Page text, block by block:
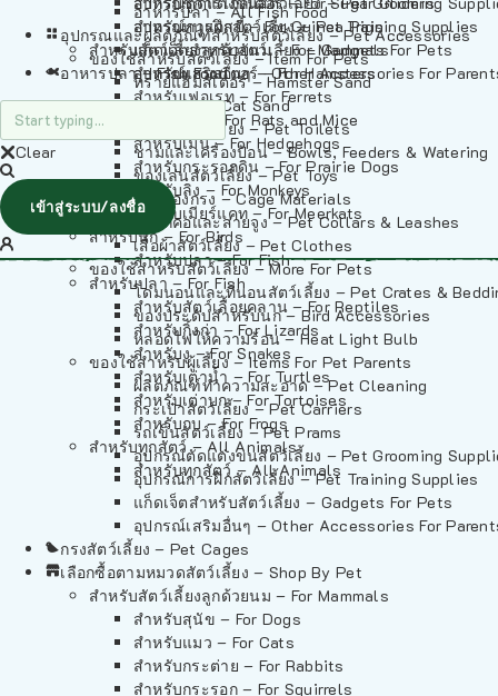
อาหารปลา – All Fish Food
อุปกรณและผลิตภัณฑ์สำหรับสัตว์เลี้ยง – Pet Accessories
ของใช้สำหรับสัตว์เลี้ยง – Item For Pets
ทรายแฮมสเตอร์ – Hamster Sand
ทรายแมว – Cat Sand
ห้องน้ำสัตว์เลี้ยง – Pet Toilets
ชามและเครื่องป้อน – Bowls, Feeders & Watering
ของเล่นสัตว์เลี้ยง – Pet Toys
วัสดุรองกรง – Cage Materials
ปลอกคอและสายจูง – Pet Collars & Leashes
เสื้อผ้าสัตว์เลี้ยง – Pet Clothes
ของใช้สำหรับสัตว์เลี้ยง – More For Pets
โดมนอนและที่นอนสัตว์เลี้ยง – Pet Crates &
ของประดับสำหรับนก – Bird Accessories
หลอดไฟให้ความร้อน – Heat Light Bulb
ของใช้สำหรับผู้เลี้ยง – Items For Pet Parents
ผลิตภัณฑ์ทำความสะอาด – Pet Cleaning
กระเป๋าสัตว์เลี้ยง – Pet Carriers
รถเข็นสัตว์เลี้ยง – Pet Prams
อุปกรณ์ตัดแต่งขนสัตว์เลี้ยง – Pet Grooming
อุปกรณ์การฝึกสัตว์เลี้ยง – Pet Training Supplies
แก็ดเจ็ตสำหรับสัตว์เลี้ยง – Gadgets For Pets
อุปกรณ์เสริมอื่นๆ – Other Accessories For
กรงสัตว์เลี้ยง – Pet Cages
เลือกซื้อตามหมวดสัตว์เลี้ยง – Shop By Pet
สำหรับสัตว์เลี้ยงลูกด้วยนม – For Mammals
สำหรับสุนัข – For Dogs
สำหรับแมว – For Cats
สำหรับกระต่าย – For Rabbits
สำหรับกระรอก – For Squirrels
อุปกรณ์การฝึกสัตว์เลี้ยง – Pet Training Supplies
แก็ดเจ็ตสำหรับสัตว์เลี้ยง – Gadgets For Pets
อุปกรณ์เสริมอื่นๆ – Other Accessories For
สำหรับหนูแกสบี้ – For Guinea Pigs
สำหรับสัตว์เลี้ยงลูกด้วยนม – For Mammals
สำหรับแฮมสเตอร์ – For Hamsters
สำหรับเฟอเรท – For Ferrets
สำหรับหนู – For Rats and Mice
สำหรับเม่น – For Hedgehogs
สำหรับกระรอกดิน – For Prairie Dogs
สำหรับลิง – For Monkeys
สำหรับเมียร์แคท – For Meerkats
สำหรับนก – For Birds
สำหรับปลา – For Fish
สำหรับปลา – For Fish
สำหรับสัตว์เลื้อยคลาน – For Reptiles
สำหรับกิ้งก่า – For Lizards
สำหรับงู – For Snakes
สำหรับเต่าน้ำ – For Turtles
สำหรับเต่าบก – For Tortoises
สำหรับกบ – For Frogs
สำหรับทุกสัตว์ – All Animals
สำหรับทุกสัตว์ – All Animals
อาหารปลา – Fish Food
Clear
เข้าสู่ระบบ/ลงชื่อ